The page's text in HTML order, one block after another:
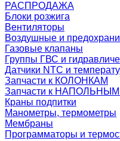
РАСПРОДАЖА
Блоки розжига
Вентиляторы
Воздушные и
Газовые клапаны
Группы ГВС и
Датчики NTC и
Запчасти к КОЛОНКАМ
Запчасти к
Краны подпитки
Манометры, термометры
Мембраны
Программаторы и